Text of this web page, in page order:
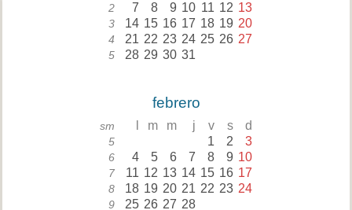
2 7 8 9 10 11 12 13
3 14 15 16 17 18 19 20
4 21 22 23 24 25 26 27
5 28 29 30 31
febrero
sm m m j v s d
5 1 2 3
6 4 5 6 7 8 9 10
7 11 12 13 14 15 16 17
8 18 19 20 21 22 23 24
9 25 26 27 28